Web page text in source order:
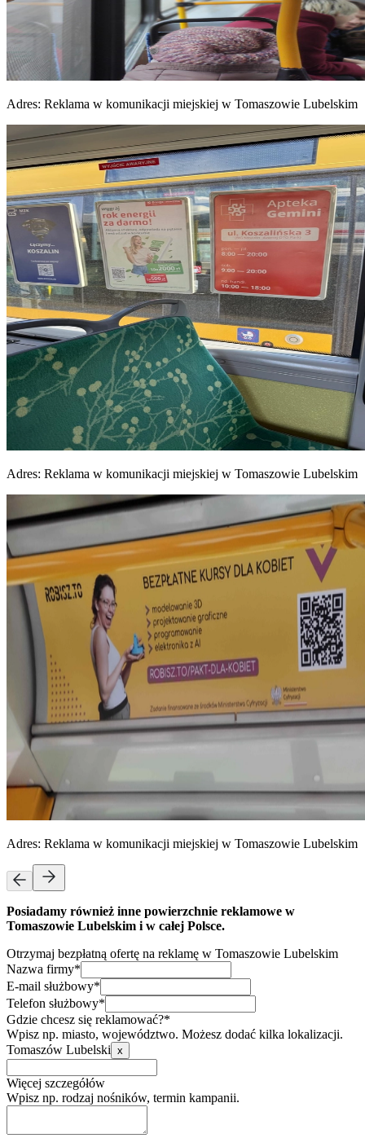
Adres: Reklama w komunikacji miejskiej w Tomaszowie Lubelskim
Adres: Reklama w komunikacji miejskiej w Tomaszowie Lubelskim
Adres: Reklama w komunikacji miejskiej w Tomaszowie Lubelskim
Posiadamy również inne powierzchnie reklamowe w
Tomaszowie Lubelskim i w całej Polsce.
Otrzymaj bezpłatną ofertę na reklamę w Tomaszowie Lubelskim
Nazwa firmy*
E-mail służbowy*
Telefon służbowy*
Gdzie chcesz się reklamować?*
Wpisz np. miasto, województwo. Możesz dodać kilka lokalizacji.
Tomaszów Lubelski x
Więcej szczegółów
Wpisz np. rodzaj nośników, termin kampanii.